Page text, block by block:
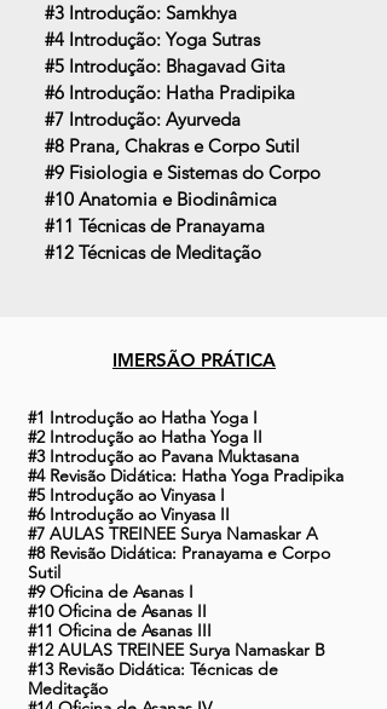
#3 Introdução: Samkhya
#4 Introdução: Yoga Sutras
#5 Introdução: Bhagavad Gita
#6 Introdução: Hatha Pradipika
#7 Introdução: Ayurveda
#8 Prana, Chakras e Corpo Sutil
#9 Fisiologia e Sistemas do Corpo
#10 Anatomia e Biodinâmica
#11 Técnicas de Pranayama
#12 Técnicas de Meditação
IMERSÃO PRÁTICA
#1 Introdução ao Hatha Yoga I
#2 Introdução ao Hatha Yoga II
#3 Introdução ao Pavana Muktasana
#4 Revisão Didática: Hatha Yoga Pradipika
#5 Introdução ao Vinyasa I
#6 Introdução ao Vinyasa II
#7 AULAS TREINEE Surya Namaskar A
#8 Revisão Didática: Pranayama e Corpo
Sutil
#9 Oficina de Asanas I
#10 Oficina de Asanas II
#11 Oficina de Asanas III
#12 AULAS TREINEE Surya Namaskar B
#13 Revisão Didática: Técnicas de
Meditação